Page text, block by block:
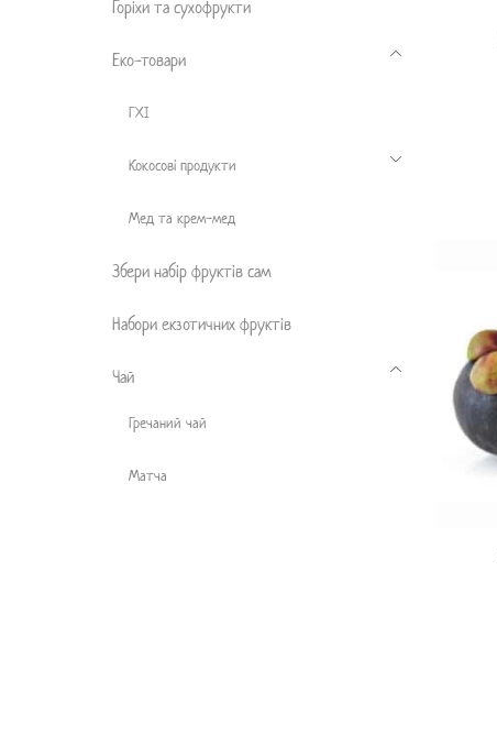
Горіхи та сухофрукти
Еко-товари
ГХІ
Кокосові продукти
Мед та крем-мед
Збери набір фруктів сам
Набори екзотичних фруктів
Чай
Гречаний чай
Матча